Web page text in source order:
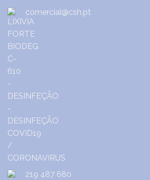
comercial@csh.pt
219 487 680